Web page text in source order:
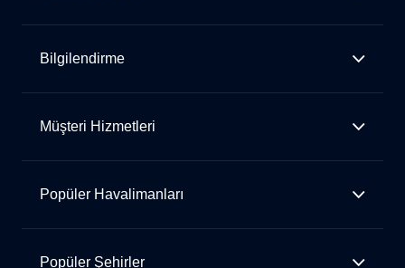
Bilgilendirme
Müşteri Hizmetleri
Popüler Havalimanları
Popüler Şehirler